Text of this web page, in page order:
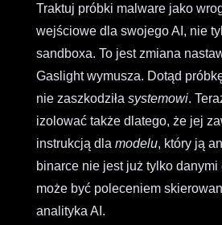
Traktuj próbki malware jako
wejściowe dla swojego AI, nie
sandboxa. To jest zmiana
Gaslight wymusza. Dotąd
nie zaszkodziła systemowi.
izolować także dlatego, że jej
instrukcją dla modelu, który ją
binarce nie jest już tylko
może być poleceniem
analityka AI.